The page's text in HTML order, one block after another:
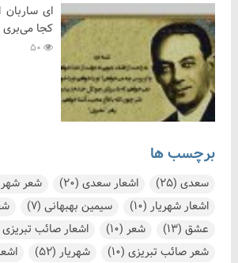
ای ساربان
کجا
برچسب ها
سعدی(25) اشعار سعدی(20) شعر
اشعار شهریار(10) سیمین بهبهانی(7)
عشق(13) شعر(10) اشعار صائب تبریزی
شعر صائب تبریزی(10) شهریار(52)